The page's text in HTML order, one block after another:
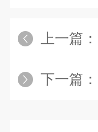
上一篇：
下一篇：